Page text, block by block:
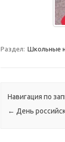
Раздел: Школьные
Навигация по
← День